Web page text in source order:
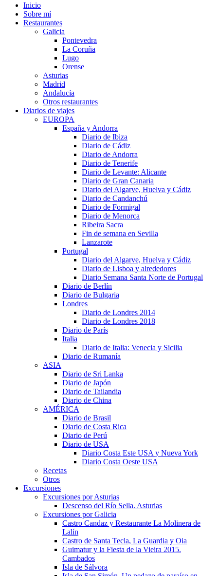
Inicio
Sobre mí
Restaurantes
Galicia
Pontevedra
La Coruña
Lugo
Orense
Asturias
Madrid
Andalucía
Otros restaurantes
Diarios de viajes
EUROPA
España y Andorra
Diario de Ibiza
Diario de Cádiz
Diario de Andorra
Diario de Tenerife
Diario de Levante: Alicante
Diario de Gran Canaria
Diario del Algarve, Huelva y Cádiz
Diario de Candanchú
Diario de Formigal
Diario de Menorca
Ribeira Sacra
Fin de semana en Sevilla
Lanzarote
Portugal
Diario del Algarve, Huelva y Cádiz
Diario de Lisboa y alrededores
Diario Semana Santa Norte de Portugal
Diario de Berlín
Diario de Bulgaria
Londres
Diario de Londres 2014
Diario de Londres 2018
Diario de París
Italia
Diario de Italia: Venecia y Sicilia
Diario de Rumanía
ASIA
Diario de Sri Lanka
Diario de Japón
Diario de Tailandia
Diario de China
AMÉRICA
Diario de Brasil
Diario de Costa Rica
Diario de Perú
Diario de USA
Diario Costa Este USA y Nueva York
Diario Costa Oeste USA
Recetas
Otros
Excursiones
Excursiones por Asturias
Descenso del Río Sella. Asturias
Excursiones por Galicia
Castro Candaz y Restaurante La Molinera de
Lalín
Castro de Santa Tecla, La Guardia y Oia
Guimatur y la Fiesta de la Vieira 2015.
Cambados
Isla de Sálvora